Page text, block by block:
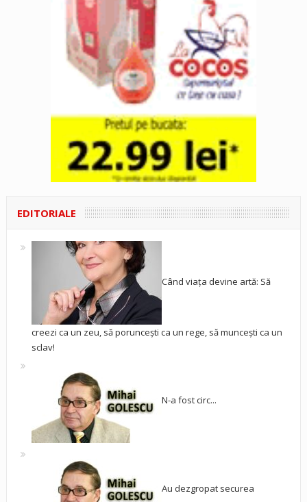
EDITORIALE
Când viața devine artă: Să
creezi ca un zeu, să poruncești ca un rege, să muncești ca un
sclav!
N-a fost circ...
Au dezgropat securea